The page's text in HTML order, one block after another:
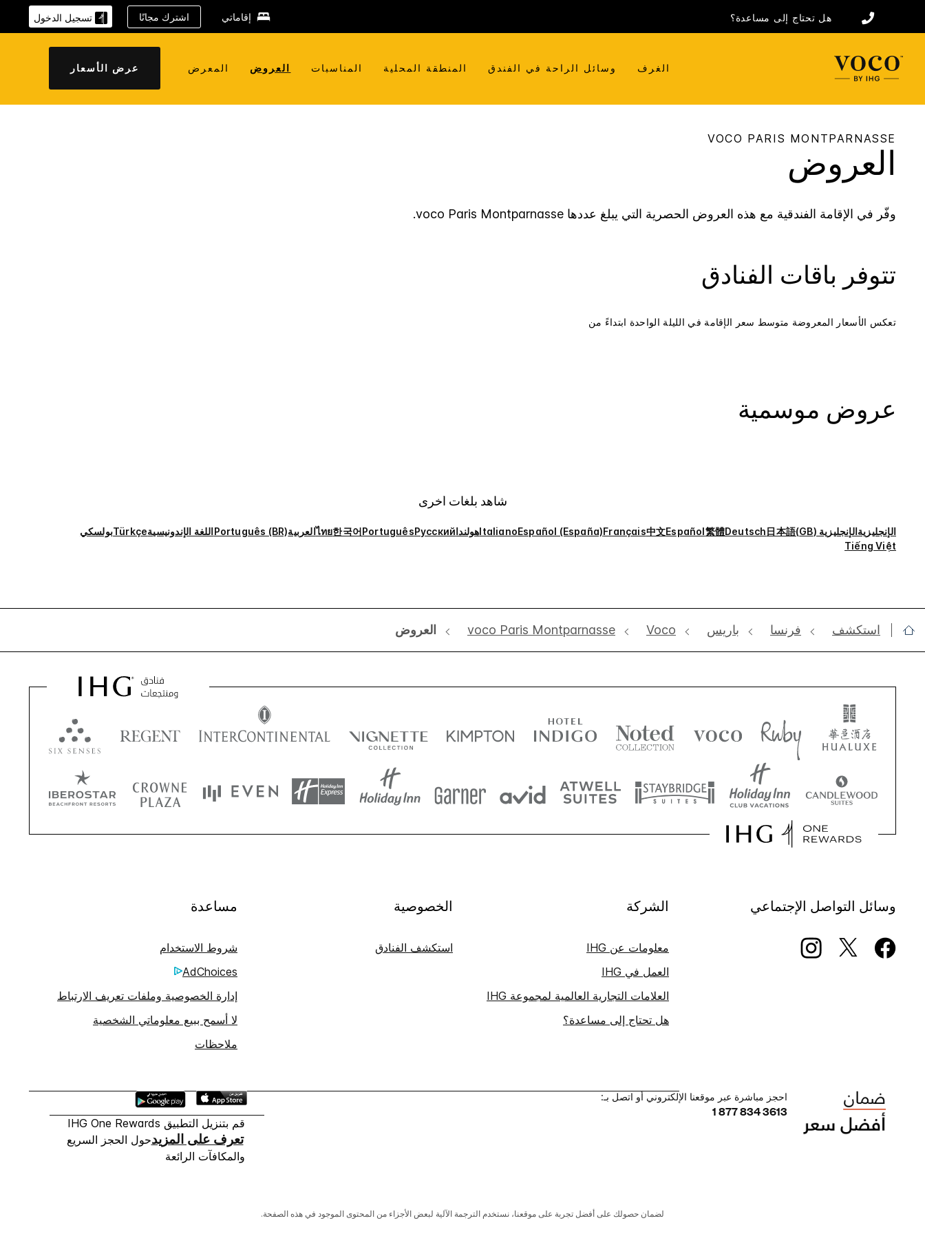
هل تحتاج إلى مساعدة؟ إقاماتي اشترك مجانًا تسجيل الدخول
الغرف وسائل الراحة في الفندق المنطقة المحلية المناسبات العروض المعرض عرض الأسعار
VOCO PARIS MONTPARNASSE
العروض
وفّر في الإقامة الفندقية مع هذه العروض الحصرية التي يبلغ عددها voco Paris Montparnasse
.
تتوفر باقات الفنادق
تعكس الأسعار المعروضة متوسط سعر الإقامة في الليلة الواحدة ابتداءً من
عروض موسمية
شاهد بلغات أخرى
الإنجليزيةالإنجليزية (GB) 日本語
Deutsch
繁體
Español
中文
Français
Español (España)
ItalianoهولنداРусский
Português
한국어
ไทยالعربيةPortuguês (BR)اللغة الإندونيسيةTürkçeبولسكي
Tiếng Việt
استكشف ‫‫فرنسا‬‬ باريس Voco
voco Paris Montparnasse العروض
وسائل التواصل الإجتماعي الشركة
معلومات عن IHG
العمل في IHG
العلامات التجارية العالمية لمجموعة IHG
هل تحتاج إلى مساعدة؟
الخصوصية
استكشف الفنادق
مساعدة
شروط الاستخدام
AdChoices
إدارة الخصوصية وملفات تعريف الارتباط
لا أسمح ببيع معلوماتي الشخصية
ملاحظات
احجز مباشرة عبر موقعنا الإلكتروني أو اتصل بـ:
1 877 834 3613
قم بتنزيل التطبيق IHG One Rewards
تعرف على المزيدحول الحجز السريع
والمكافآت الرائعة
لضمان حصولك على أفضل تجربة على موقعنا، نستخدم الترجمة الآلية لبعض الأجزاء من المحتوى الموجود في هذه الصفحة.